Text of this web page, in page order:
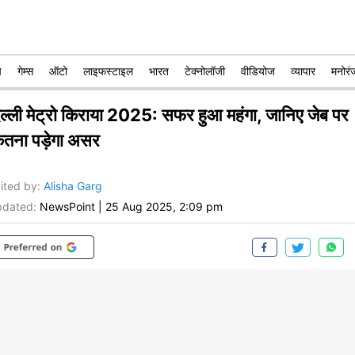
गेम्स ऑटो लाइफस्टाइल भारत टेक्नोलॉजी वीडियोज व्यापार
मेट्रो किराया 2025: सफर हुआ महंगा, जानिए जेब पर
पड़ेगा असर
by: Alisha Garg
NewsPoint 25 Aug 2025, 2:09 pm